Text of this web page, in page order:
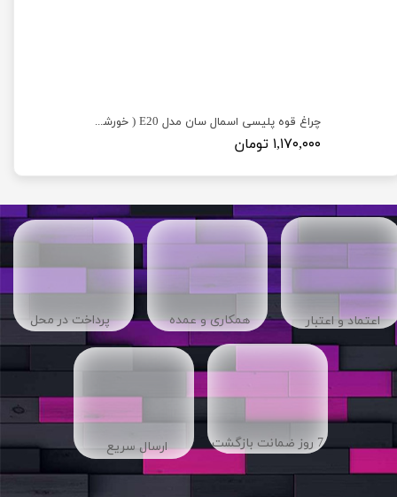
چراغ قوه پلیسی اسمال سان مدل E20 ( خورشید کوچک )
۱,۱۷۰,۰۰۰ تومان
ارسال سریع
اعتماد و اعتبار
7 روز ضمانت بازگشت
پرداخت در محل ​​همکاری و عمده